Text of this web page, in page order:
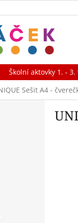
Školní aktovky 1. -
Sešit A4 -